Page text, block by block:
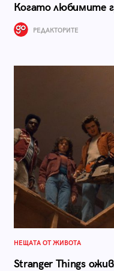
Когато любимите
РЕДАКТОРИТЕ
НЕЩАТА ОТ ЖИВОТА
Stranger Things